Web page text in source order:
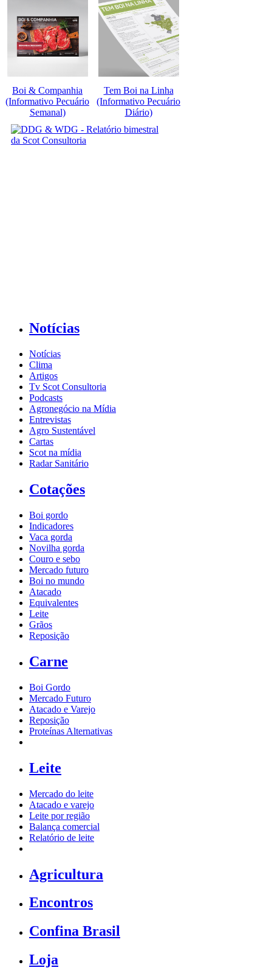
Boi & Companhia
(Informativo Pecuário
Semanal)
Tem Boi na Linha
(Informativo Pecuário
Diário)
Notícias
Notícias
Clima
Artigos
Tv Scot Consultoria
Podcasts
Agronegócio na Mídia
Entrevistas
Agro Sustentável
Cartas
Scot na mídia
Radar Sanitário
Cotações
Boi gordo
Indicadores
Vaca gorda
Novilha gorda
Couro e sebo
Mercado futuro
Boi no mundo
Atacado
Equivalentes
Leite
Grãos
Reposição
Carne
Boi Gordo
Mercado Futuro
Atacado e Varejo
Reposição
Proteínas Alternativas
Leite
Mercado do leite
Atacado e varejo
Leite por região
Balança comercial
Relatório de leite
Agricultura
Encontros
Confina Brasil
Loja